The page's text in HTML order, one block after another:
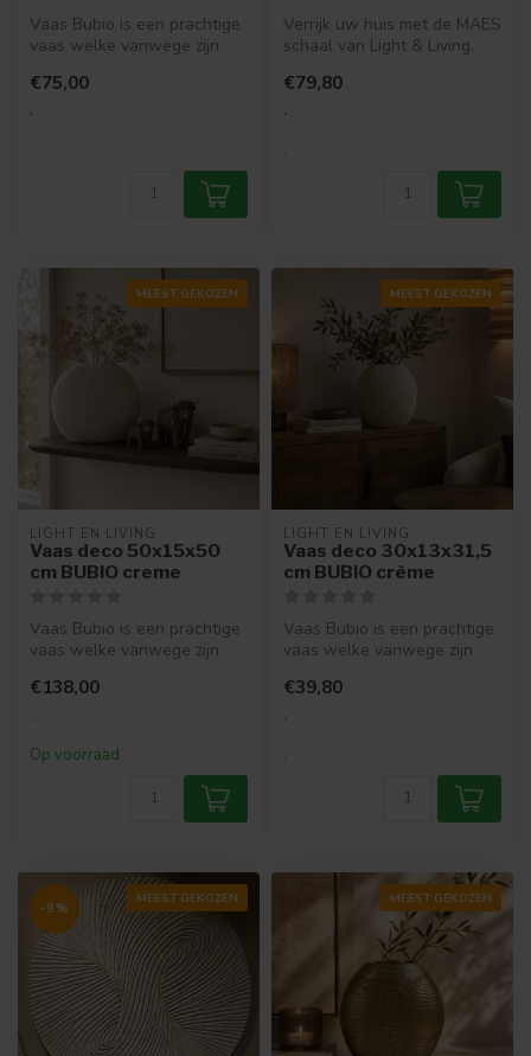
Vaas Bubio is een prachtige
vaas welke vanwege zijn
€75,00
.
.
Verrijk uw huis met de MAES
schaal van Light & Living.
€79,80
.
.
MEEST GEKOZEN
LIGHT EN LIVING
Vaas deco 50x15x50
cm BUBIO creme
Vaas Bubio is een prachtige
vaas welke vanwege zijn
€138,00
.
Op voorraad
MEEST GEKOZEN
LIGHT EN LIVING
Vaas deco 30x13x31,5
cm BUBIO crème
Vaas Bubio is een prachtige
vaas welke vanwege zijn
€39,80
.
.
MEEST GEKOZEN
-9%
MEEST GEKOZEN